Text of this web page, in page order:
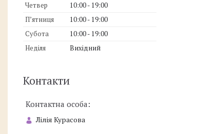
Четвер
10:00
19:00
Пʼятниця
10:00
19:00
Субота
10:00
19:00
Неділя
Вихідний
Контакти
Лілія Курасова